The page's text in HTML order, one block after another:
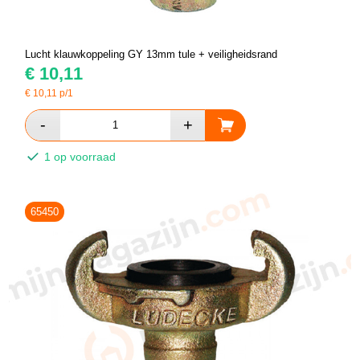
Lucht klauwkoppeling GY 13mm tule + veiligheidsrand
€ 10,11
€ 10,11 p/1
1 op voorraad
65450